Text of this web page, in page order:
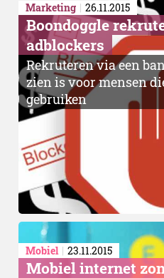
Marketing 26.11.2015
Boondoggle
adblockers
Rekruteren via een
zien is voor mensen
gebruiken
Mobiel 23.11.2015
Mobiel internet